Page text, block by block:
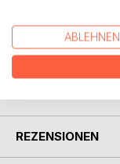
AUTOR/IN
REZENSIONEN
ABLEHNEN